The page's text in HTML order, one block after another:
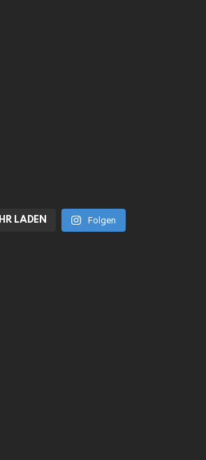
LADEN Folgen